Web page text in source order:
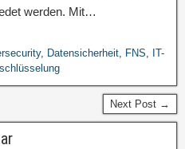
werden. Mit…
, Datensicherheit, FNS, IT-
Next Post →